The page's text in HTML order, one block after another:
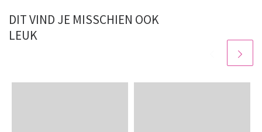
DIT VIND JE MISSCHIEN OOK
LEUK